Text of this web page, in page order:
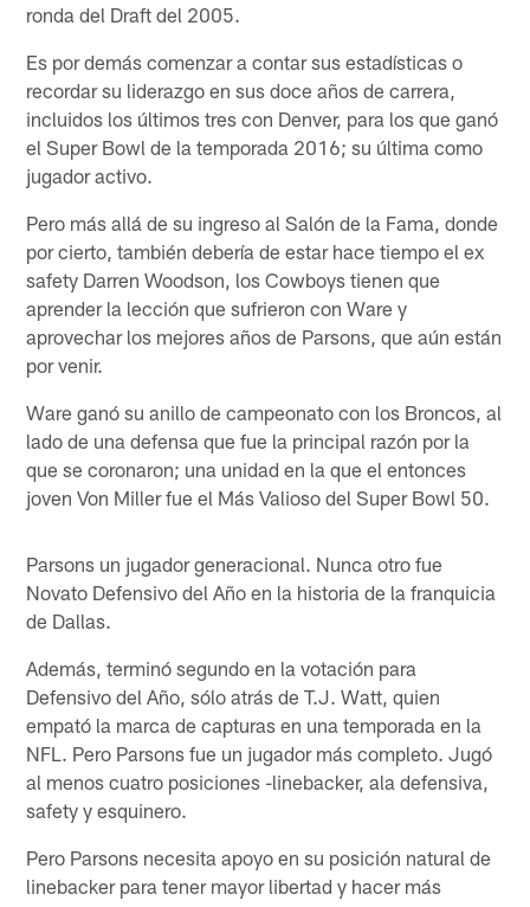
ronda del Draft del 2005.
Es por demás comenzar a contar sus estadísticas o
recordar su liderazgo en sus doce años de carrera,
incluidos los últimos tres con Denver, para los que ganó
el Super Bowl de la temporada 2016; su última como
jugador activo.
Pero más allá de su ingreso al Salón de la Fama, donde
por cierto, también debería de estar hace tiempo el ex
safety Darren Woodson, los Cowboys tienen que
aprender la lección que sufrieron con Ware y
aprovechar los mejores años de Parsons, que aún están
por venir.
Ware ganó su anillo de campeonato con los Broncos, al
lado de una defensa que fue la principal razón por la
que se coronaron; una unidad en la que el entonces
joven Von Miller fue el Más Valioso del Super Bowl 50.
Parsons un jugador generacional. Nunca otro fue
Novato Defensivo del Año en la historia de la franquicia
de Dallas.
Además, terminó segundo en la votación para
Defensivo del Año, sólo atrás de T.J. Watt, quien
empató la marca de capturas en una temporada en la
NFL. Pero Parsons fue un jugador más completo. Jugó
al menos cuatro posiciones -linebacker, ala defensiva,
safety y esquinero.
Pero Parsons necesita apoyo en su posición natural de
linebacker para tener mayor libertad y hacer más